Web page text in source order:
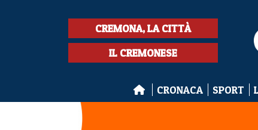
CREMONA, LA CITTÀ
IL CREMONESE
CRONACA SPORT